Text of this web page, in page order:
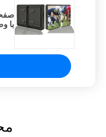
با وضوح